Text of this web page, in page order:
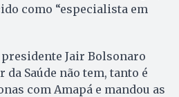
como “especialista em
Jair Bolsonaro
Saúde não tem, tanto é
com Amapá e mandou as